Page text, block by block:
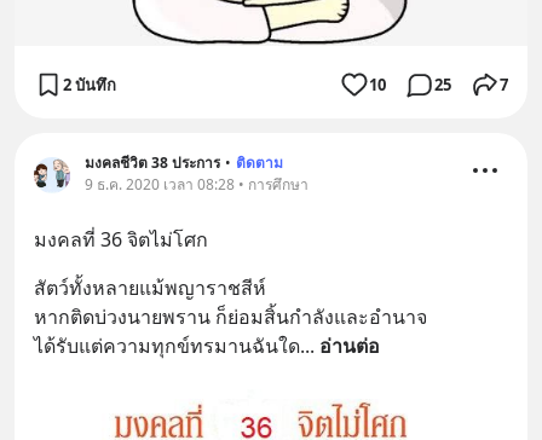
2 บันทึก 10 25 7
มงคลชีวิต 38 ประการ • ติดตาม
9 ธ.ค. 2020 เวลา 08:28 • การศึกษา
มงคลที่ 36 จิตไม่โศก
สัตว์ทั้งหลายแม้พญาราชสีห์
หากติดบ่วงนายพราน ก็ย่อมสิ้นกำลังและอำนาจ
ได้รับแต่ความทุกข์ทรมานฉันใด... อ่านต่อ